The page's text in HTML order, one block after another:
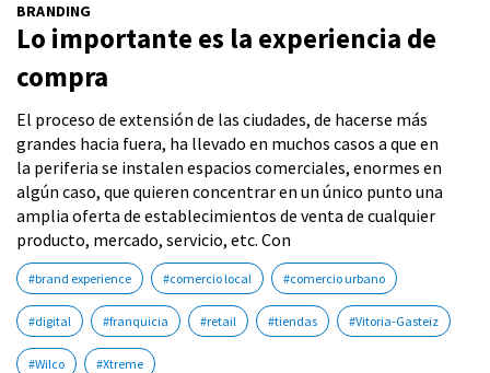
BRANDING
Lo importante es la experiencia de
compra
El proceso de extensión de las ciudades, de hacerse más
grandes hacia fuera, ha llevado en muchos casos a que en
la periferia se instalen espacios comerciales, enormes en
algún caso, que quieren concentrar en un único punto una
amplia oferta de establecimientos de venta de cualquier
producto, mercado, servicio, etc. Con
#brand experience #comercio local #comercio urbano
#digital #franquicia #retail #tiendas #Vitoria-Gasteiz
#Wilco #Xtreme